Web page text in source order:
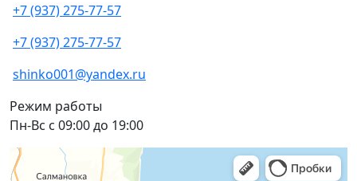
+7 (937) 275-77-57
+7 (937) 275-77-57
shinko001@yandex.ru
Режим работы
Пн-Вс с 09:00 до 19:00